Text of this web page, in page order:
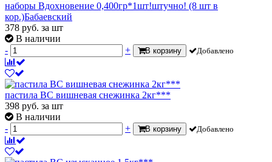
наборы Вдохновение 0,400гр*1шт!штучно! (8 шт в
кор.)Бабаевский
378 руб. за шт
В наличии
-
+ В корзину Добавлено
пастила ВС вишневая снежинка 2кг***
398 руб. за шт
В наличии
-
+ В корзину Добавлено